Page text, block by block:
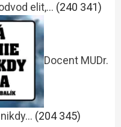
elit,… (240 341)
Docent MUDr.
(204 345)